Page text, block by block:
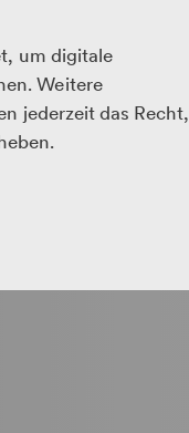
um digitale
Weitere
jederzeit das Recht,